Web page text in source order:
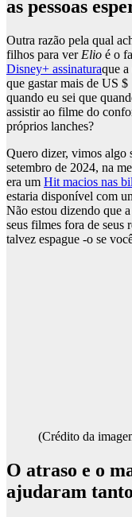
as pessoas
Outra razão pela qual
filhos para ver Elio é o
Disney+ assinaturaque a
que gastar mais de US $
quando eu sei que
assistir ao filme do
próprios lanches?
Quero dizer, vimos algo
setembro de 2024, na
era um Hit macios nas
estaria disponível com
Não estou dizendo que
seus filmes fora de seus
talvez espague -o se
(Crédito da
O atraso e o
ajudaram